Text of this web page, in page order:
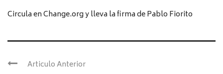
Circula en Change.org y lleva la firma de Pablo Fiorito
Articulo Anterior